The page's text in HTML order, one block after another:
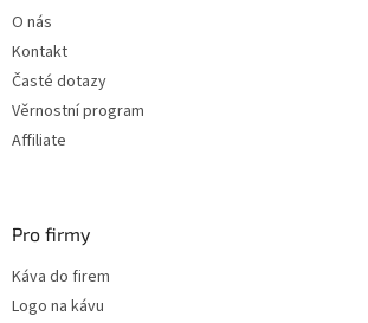
O nás
Kontakt
Časté dotazy
Věrnostní program
Affiliate
Pro firmy
Káva do firem
Logo na kávu